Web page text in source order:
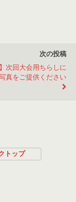
次の投稿
次回大会用ちらしに
真をご提供ください
トップ